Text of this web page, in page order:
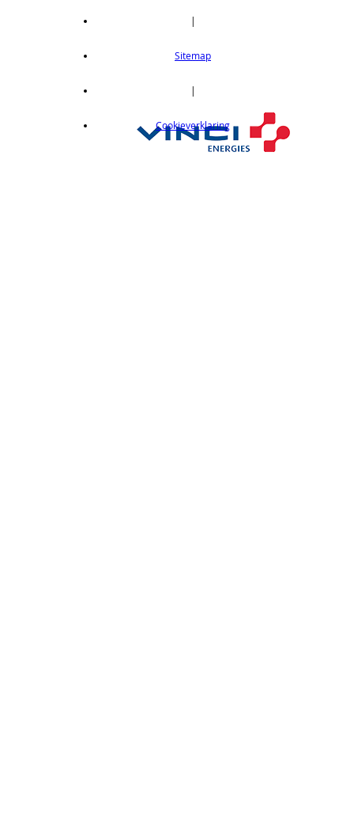
|
Sitemap
|
Cookieverklaring